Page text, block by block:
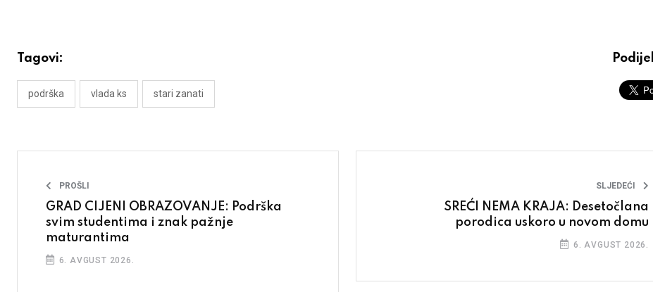
Tagovi:
podrška vlada ks stari zanati
PROŠLI
GRAD CIJENI OBRAZOVANJE: Podrška
svim studentima i znak pažnje
maturantima
6. AVGUST 2026.
SLJEDEĆI
SREĆI NEMA KRAJA: Desetočlana
porodica uskoro u novom domu
6. AVGUST 2026.